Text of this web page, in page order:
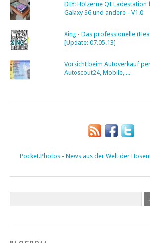
DIY: Hölzerne QI Ladestation
Galaxy S6 und andere - V1.0
Xing - Das professionelle
[Update: 07.05.13]
Vorsicht beim Autoverkauf per
Autoscout24, Mobile, ...
Pocket.Photos - News aus der Welt der